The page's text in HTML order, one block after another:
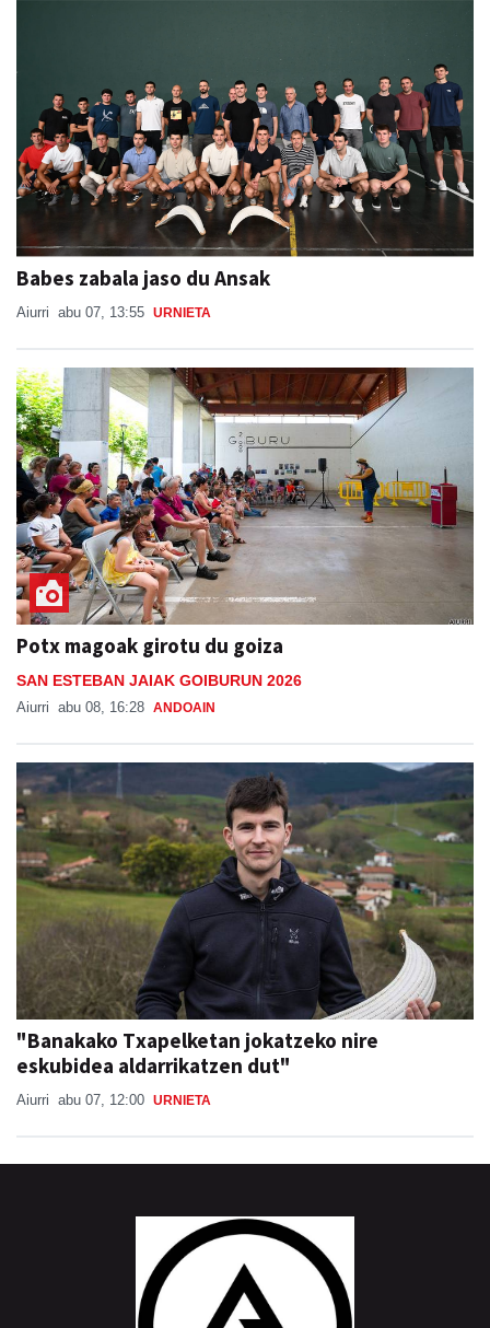
Babes zabala jaso du Ansak
Aiurri abu 07, 13:55 URNIETA
Potx magoak girotu du goiza
SAN ESTEBAN JAIAK GOIBURUN 2026
Aiurri abu 08, 16:28 ANDOAIN
"Banakako Txapelketan jokatzeko nire
eskubidea aldarrikatzen dut"
Aiurri abu 07, 12:00 URNIETA